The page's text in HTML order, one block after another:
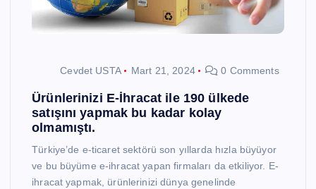
Cevdet USTA Mart 21, 2024 0 Comments
Ürünlerinizi E-İhracat ile 190 ülkede
satışını yapmak bu kadar kolay
olmamıştı.
Türkiye’de e-ticaret sektörü son yıllarda hızla büyüyor
ve bu büyüme e-ihracat yapan firmaları da etkiliyor. E-
ihracat yapmak, ürünlerinizi dünya genelinde